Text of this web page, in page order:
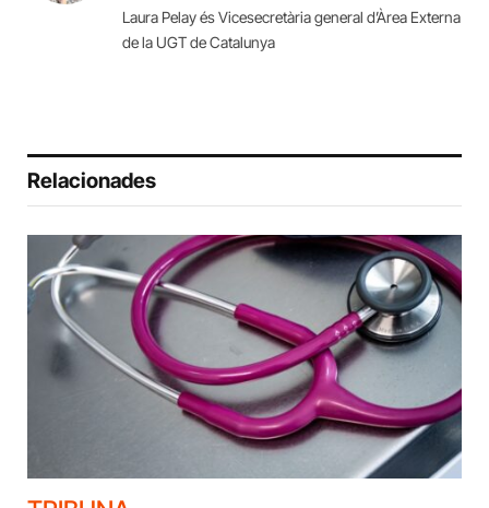
Laura Pelay és Vicesecretària general d’Àrea Externa
de la UGT de Catalunya
Relacionades